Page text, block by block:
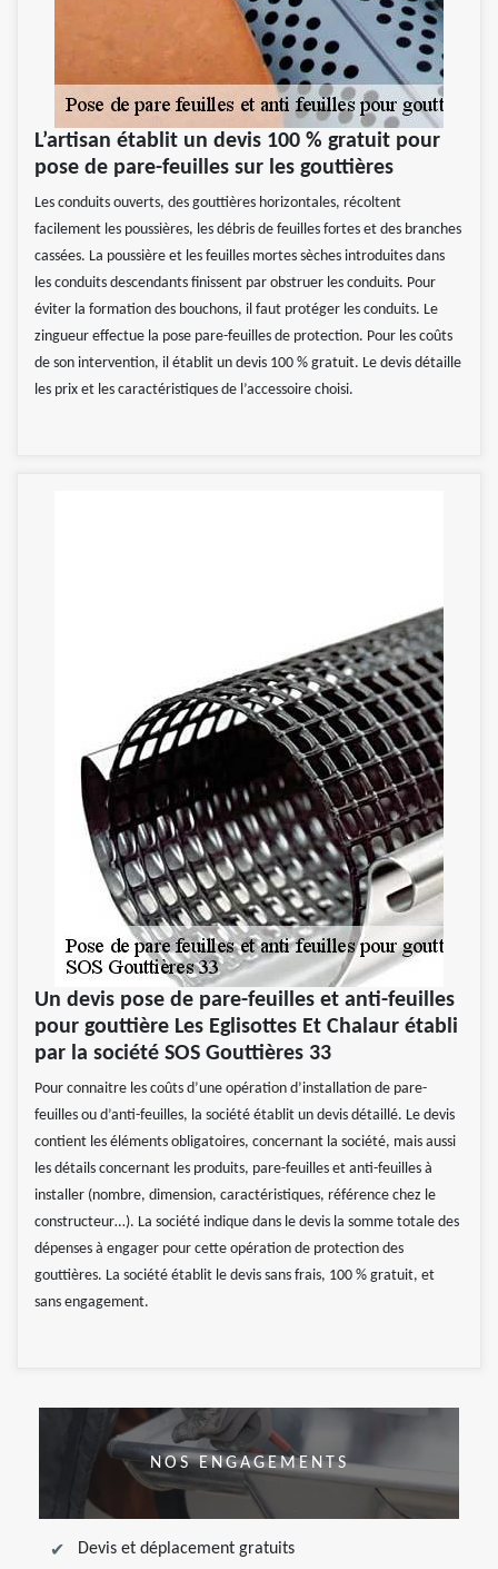
L’artisan établit un devis 100 % gratuit pour
pose de pare-feuilles sur les gouttières
Les conduits ouverts, des gouttières horizontales, récoltent
facilement les poussières, les débris de feuilles fortes et des branches
cassées. La poussière et les feuilles mortes sèches introduites dans
les conduits descendants finissent par obstruer les conduits. Pour
éviter la formation des bouchons, il faut protéger les conduits. Le
zingueur effectue la pose pare-feuilles de protection. Pour les coûts
de son intervention, il établit un devis 100 % gratuit. Le devis détaille
les prix et les caractéristiques de l’accessoire choisi.
Un devis pose de pare-feuilles et anti-feuilles
pour gouttière Les Eglisottes Et Chalaur établi
par la société SOS Gouttières 33
Pour connaitre les coûts d’une opération d’installation de pare-
feuilles ou d’anti-feuilles, la société établit un devis détaillé. Le devis
contient les éléments obligatoires, concernant la société, mais aussi
les détails concernant les produits, pare-feuilles et anti-feuilles à
installer (nombre, dimension, caractéristiques, référence chez le
constructeur…). La société indique dans le devis la somme totale des
dépenses à engager pour cette opération de protection des
gouttières. La société établit le devis sans frais, 100 % gratuit, et
sans engagement.
NOS ENGAGEMENTS
Devis et déplacement gratuits